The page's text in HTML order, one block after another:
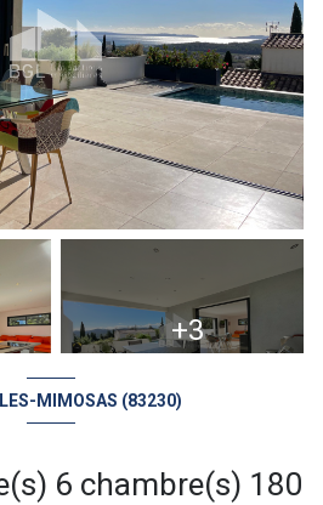
+3
MIMOSAS (83230)